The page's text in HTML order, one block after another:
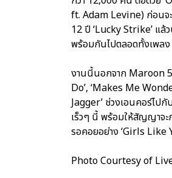
ft. Adam Levine) ก่อนจ
12 ปี ‘Lucky Strike’ แ
พร้อมกันไปตลอดทั้งเพลง
งานนี้นอกจาก Maroon 5
Do’, ‘Makes Me
Jagger’ ช่วงเอนคอร์ไป
เร็วๆ นี้ พร้อมให้สัญญาจ
รอคอยอย่าง ‘Girls Like
Photo Courtesy of